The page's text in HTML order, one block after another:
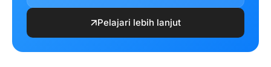
Pelajari lebih lanjut